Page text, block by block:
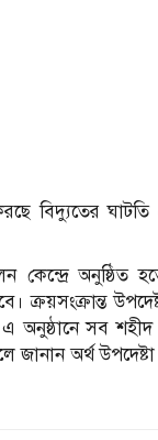
বিদ্যুতের ঘাটতি
কেন্দ্রে অনুষ্ঠিত
ক্রয়সংক্রান্ত
এ অনুষ্ঠানে সব
অর্থ